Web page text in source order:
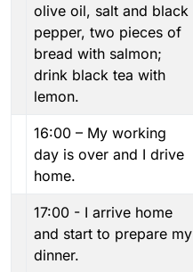
olive oil, salt and black
pepper, two pieces of
bread with salmon;
drink black tea with
lemon.
16:00 – My working
day is over and I drive
home.
17:00 - I arrive home
and start to prepare my
dinner.